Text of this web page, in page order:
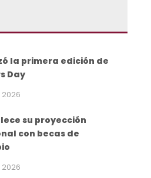
la primera edición de
Day
su proyección
con becas de